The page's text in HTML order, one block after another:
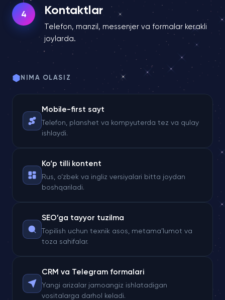
4 Kontaktlar
Telefon, manzil, messenjer va formalar kerakli
joylarda.
NIMA OLASIZ
Mobile-first sayt
Telefon, planshet va kompyuterda tez va qulay
ishlaydi.
Ko‘p tilli kontent
Rus, o‘zbek va ingliz versiyalari bitta joydan
boshqariladi.
SEO’ga tayyor tuzilma
Topilish uchun texnik asos, metama’lumot va
toza sahifalar.
CRM va Telegram formalari
Yangi arizalar jamoangiz ishlatadigan
vositalarga darhol keladi.